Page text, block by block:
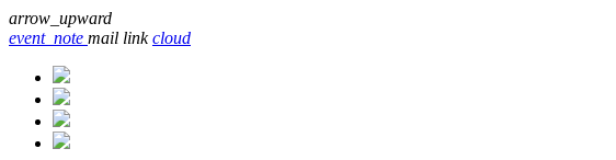
arrow_upward
event_note mail link cloud